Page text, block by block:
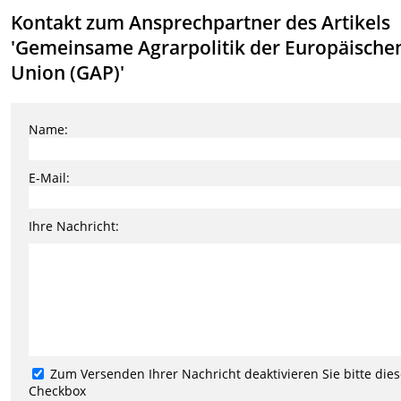
Kontakt zum Ansprechpartner des Artikels
'Gemeinsame Agrarpolitik der
Union (GAP)'
Name:
E-Mail:
Ihre Nachricht:
Zum Versenden Ihrer Nachricht deaktivieren Sie bitte
Checkbox